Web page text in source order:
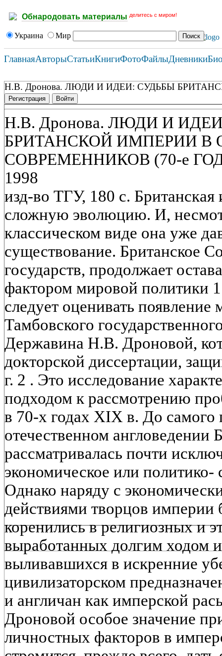
Обнародовать материалы делитесь с миром!
Украина Мир
ГлавнаяАвторыСтатьиКнигиФотоФайлыДневники
Н.В. Дронова. ЛЮДИ И ИДЕИ: СУДЬБЫ
Регистрация Войти
Н.В. Дронова. ЛЮДИ И
БРИТАНСКОЙ ИМПЕРИИ В
СОВРЕМЕННИКОВ (70-е
1998
изд-во ТГУ, 180 с.
сложную эволюцию. И,
классическом виде она уже
существование. Британское
государств, продолжает
фактором мировой политики
следует оценивать
Тамбовского
Державина Н.В. Дроновой,
докторской диссертации,
г. 2 . Это исследование
подходом к рассмотрению
в 70-х годах XIX в. До самого
отечественном англоведении
рассматривалась почти
экономическое или политико-
Однако наряду с
действиями творцов империи
коренились в религиозных и
выработанных долгим ходом
выливавшихся в искренние
цивилизаторском
и англичан как имперской
Дроновой особое значение
личностных факторов в